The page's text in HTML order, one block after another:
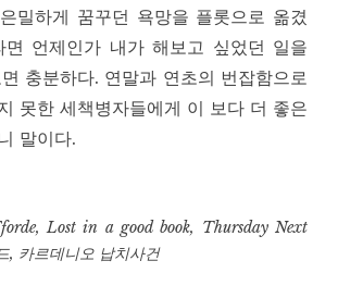
밀하게 꿈꾸던 욕망을 플롯으로 옮겼
면 언제인가 내가 해보고 싶었던 일을
충분하다. 연말과 연초의 번잡함으로
못한 세책병자들에게 이 보다 더 좋은
말이다.
,Lost in a good book, Thursday Next
, 카르데니오 납치사건